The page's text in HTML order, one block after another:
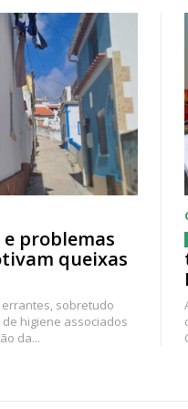
e problemas
queixas
sobretudo
higiene associados
da...